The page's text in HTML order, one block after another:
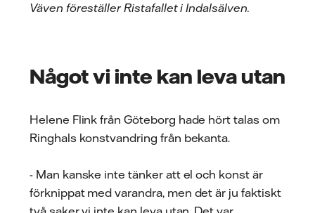
Väven föreställer Ristafallet i Indalsälven.
Något vi inte kan leva utan
Helene Flink från Göteborg hade hört talas om
Ringhals konstvandring från bekanta.
- Man kanske inte tänker att el och konst är
förknippat med varandra, men det är ju faktiskt